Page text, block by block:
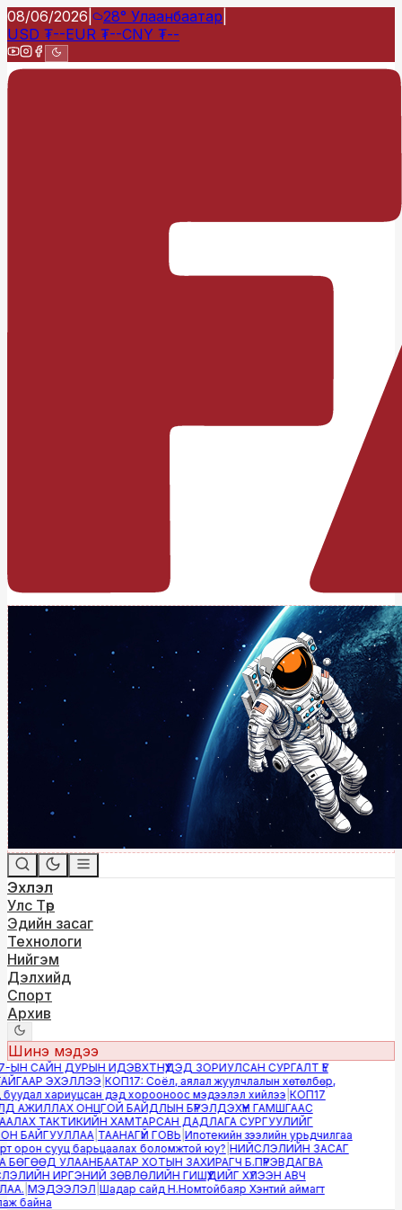
08/06/2026 28° Улаанбаатар
USD ₮--EUR ₮--CNY ₮--
Эхлэл
Улс Төр
Эдийн засаг
Технологи
Нийгэм
Дэлхийд
Спорт
Архив
Шинэ мэдээ
САЙН ДУРЫН ИДЭВХТНҮҮДЭД ЗОРИУЛСАН СУРГАЛТ ҮЕ
ЭХЭЛЛЭЭ|КОП17: Соёл, аялал жуулчлалын хөтөлбөр,
хариуцсан дэд хорооноос мэдээлэл хийлээ|КОП17
АЖИЛЛАХ ОНЦГОЙ БАЙДЛЫН БҮРЭЛДЭХҮҮН ГАМШГААС
ТАКТИКИЙН ХАМТАРСАН ДАДЛАГА СУРГУУЛИЙГ
БАЙГУУЛЛАА|ТААНАГҮЙ ГОВЬ|Ипотекийн зээлийн урьдчилгаа
орон сууц барьцаалах боломжтой юу?|НИЙСЛЭЛИЙН ЗАСАГ
УЛААНБААТАР ХОТЫН ЗАХИРАГЧ Б.ПҮРЭВДАГВА
ИРГЭНИЙ ЗӨВЛӨЛИЙН ГИШҮҮДИЙГ ХҮЛЭЭН АВЧ
|МЭДЭЭЛЭЛ|Шадар сайд Н.Номтойбаяр Хэнтий аймагт
байна